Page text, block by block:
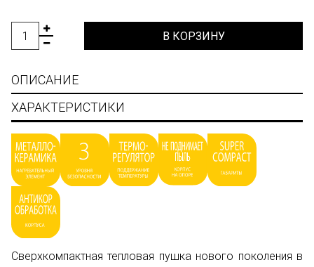
В КОРЗИНУ
ОПИСАНИЕ
ХАРАКТЕРИСТИКИ
Сверхкомпактная тепловая пушка нового поколения в